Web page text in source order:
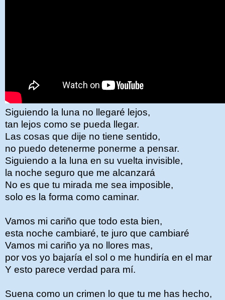
Siguiendo la luna no llegaré lejos,
tan lejos como se pueda llegar.
Las cosas que dije no tiene sentido,
no puedo detenerme ponerme a pensar.
Siguiendo a la luna en su vuelta invisible,
la noche seguro que me alcanzará
No es que tu mirada me sea imposible,
solo es la forma como caminar.
Vamos mi cariño que todo esta bien,
esta noche cambiaré, te juro que cambiaré
Vamos mi cariño ya no llores mas,
por vos yo bajaría el sol o me hundiría en el mar
Y esto parece verdad para mí.
Suena como un crimen lo que tu me has hecho,